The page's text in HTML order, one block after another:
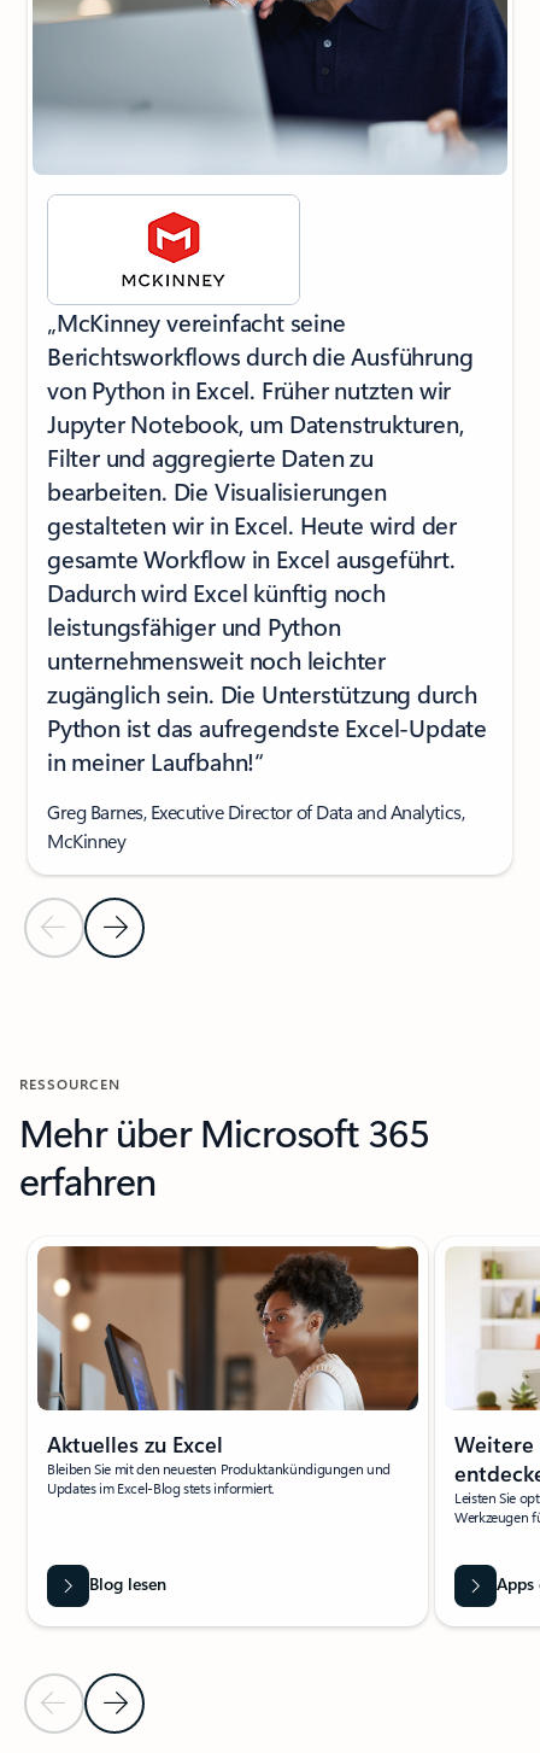
Vorherige FolieNächste Folie
„McKinney vereinfacht seine
Berichtsworkflows durch die Ausführung
von Python in Excel. Früher nutzten wir
Jupyter Notebook, um Datenstrukturen,
Filter und aggregierte Daten zu
bearbeiten. Die Visualisierungen
gestalteten wir in Excel. Heute wird der
gesamte Workflow in Excel ausgeführt.
Dadurch wird Excel künftig noch
leistungsfähiger und Python
unternehmensweit noch leichter
zugänglich sein. Die Unterstützung durch
Python ist das aufregendste Excel-Update
in meiner Laufbahn!“
Greg Barnes, Executive Director of Data and Analytics,
McKinney
RESSOURCEN
Mehr über Microsoft 365
erfahren
Folie 1 von 5 wird angezeigt
Vorherige FolieNächste Folie
Aktuelles zu Excel
Bleiben Sie mit den neuesten Produktankündigungen und
Updates im Excel-Blog stets informiert.
Blog lesen
Leisten Sie
Werkzeugen
Apps